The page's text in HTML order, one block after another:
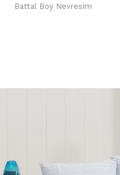
Battal Boy Nevresim